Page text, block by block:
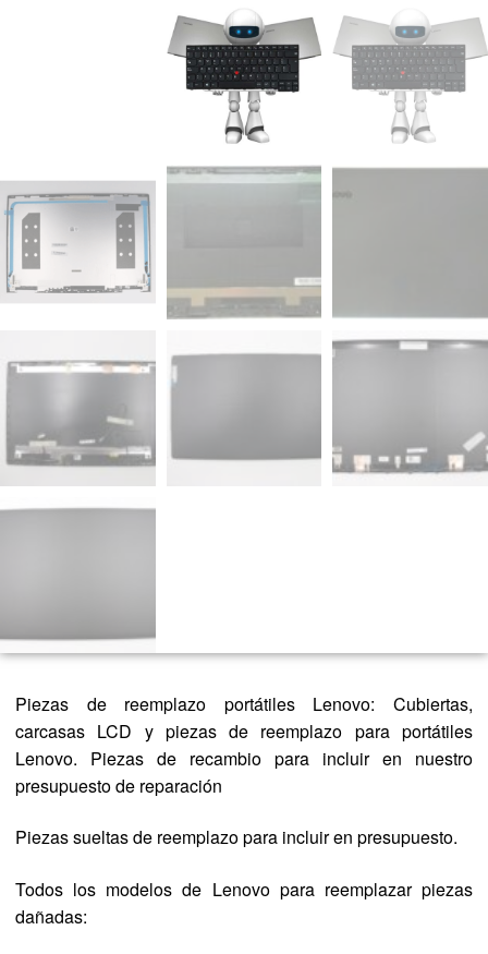
Piezas de reemplazo portátiles Lenovo: Cubiertas,
carcasas LCD y piezas de reemplazo para portátiles
Lenovo. Piezas de recambio para incluir en nuestro
presupuesto de reparación
Piezas sueltas de reemplazo para incluir en presupuesto.
Todos los modelos de Lenovo para reemplazar piezas
dañadas: